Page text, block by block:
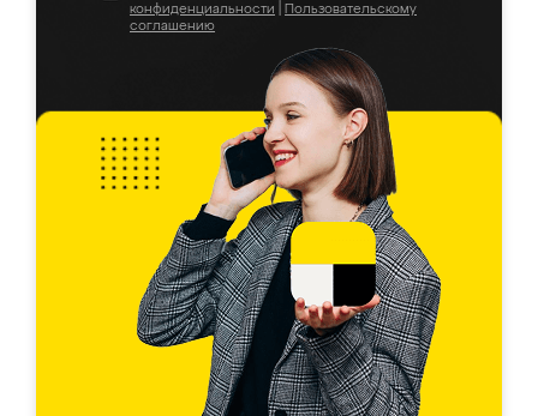
конфиденциальности
Пользовательскому
соглашению